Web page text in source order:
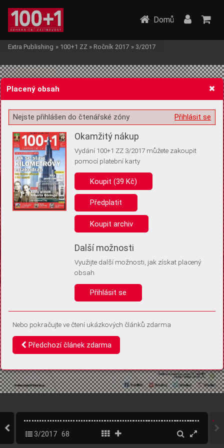
Žádost o souhlas s ukládáním volitelných informací
Pro základní fungování webu nepotřebujeme ukládat žádné informace
(tzv. cookies apod.). Rádi bychom vás ale požádali o souhlas s
uložením volitelných informací:
Anonymní unikátní ID
Díky němu příště poznáme, že se jedná o stejné zařízení, a
Identifikátor je zcela anonymní.
Vaše souhlasy a odmítnutí si ukládáme do vašeho zařízení, abychom se
vás už příště znovu neptali. Můžete je kdykoli později upravit ve Správě
Domů
Extra Publishing » 100+1 ZZ » Ročník 2017 » 3/2017
3/2017 68
Placený obsah
Přihlásit se
Nejste přihlášen do čtenářské zóny
Okamžitý nákup
Vydání 100+1 ZZ 3/2017 můžete zakoupit
pomocí platební karty
Koupit (39 Kč)
Předplatit
Koupit archiv
Další možnosti
Využijte další možnosti, jak získat placený
obsah
Přihlásit se
Nebo pokračujte ve čtení ukázkových článků zdarma
Předchozí článek zdarma